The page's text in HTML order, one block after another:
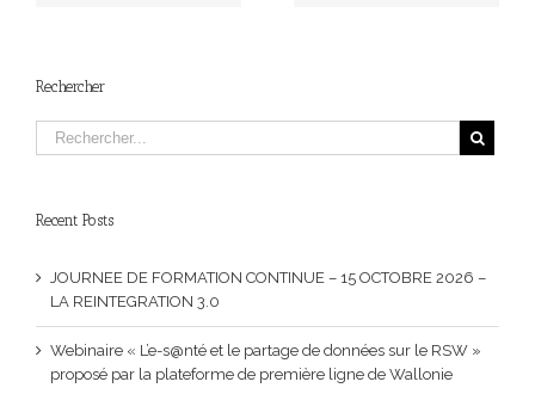
Rechercher
Recent Posts
JOURNEE DE FORMATION CONTINUE – 15 OCTOBRE 2026 –
LA REINTEGRATION 3.0
Webinaire « L’e-s@nté et le partage de données sur le RSW »
proposé par la plateforme de première ligne de Wallonie